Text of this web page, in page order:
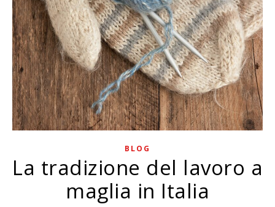
BLOG
La tradizione del lavoro a
maglia in Italia